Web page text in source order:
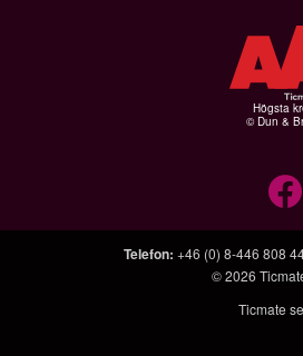
Högsta
© Dun &
Telefon: +46 (0) 8-446 808
© 2026
Ticmate